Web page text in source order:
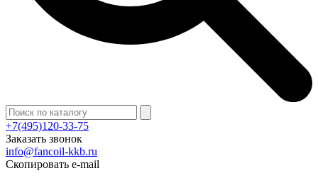
+7(495)120-33-75
Заказать звонок
info@fancoil-kkb.ru
Скопировать e-mail